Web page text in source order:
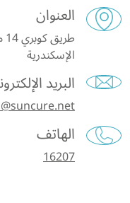
العنوان
الإسكندرية
البريد
الهاتف
16207